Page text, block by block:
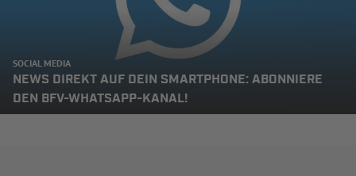
SOCIAL MEDIA
NEWS DIREKT AUF DEIN SMARTPHONE: ABONNIERE
DEN BFV-WHATSAPP-KANAL!